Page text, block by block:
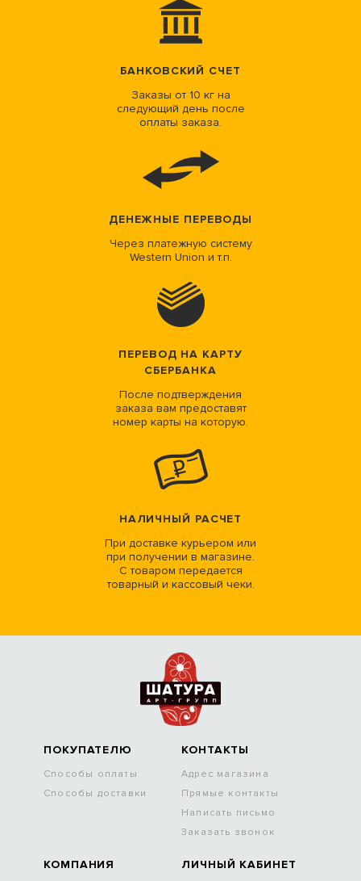
БАНКОВСКИЙ СЧЕТ
Заказы от 10 кг на
следующий день после
оплаты заказа.
ДЕНЕЖНЫЕ ПЕРЕВОДЫ
Через платежную систему
Western Union и т.п.
ПЕРЕВОД НА КАРТУ
СБЕРБАНКА
После подтверждения
заказа вам предоставят
номер карты на которую.
НАЛИЧНЫЙ РАСЧЕТ
При доставке курьером или
при получении в магазине.
С товаром передается
товарный и кассовый чеки.
ПОКУПАТЕЛЮ
Способы оплаты
Способы доставки
КОНТАКТЫ
Адрес магазина
Прямые контакты
Написать письмо
Заказать звонок
КОМПАНИЯ ЛИЧНЫЙ КАБИНЕТ